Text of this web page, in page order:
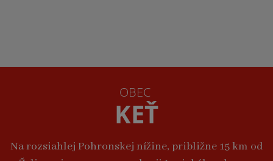
OBEC
KEŤ
Na rozsiahlej Pohronskej nížine, približne 15 km od